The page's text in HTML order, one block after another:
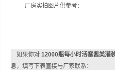
厂房实拍图片供参考：
如果你对12000瓶每小时活塞酱类灌
息，填写下表直接与厂家联系：